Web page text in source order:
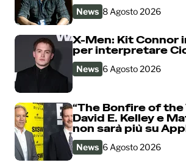
News 8 Agosto 2026
X-Men: Kit Connor
per interpretare
News 6 Agosto 2026
“The Bonfire of the
David E. Kelley e
non sarà più su
News 6 Agosto 2026